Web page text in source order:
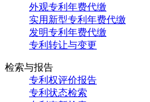
外观专利年费代缴
实用新型专利年费代缴
发明专利年费代缴
专利转让与变更
检索与报告
专利权评价报告
专利状态检索